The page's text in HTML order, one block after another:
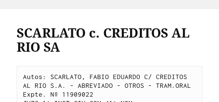
SCARLATO c. CREDITOS AL
RIO SA
Autos: SCARLATO, FABIO EDUARDO C/ CREDITOS
AL RIO S.A. - ABREVIADO - OTROS - TRAM.ORAL
Expte. Nº 11909022